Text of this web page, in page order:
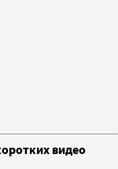
видео